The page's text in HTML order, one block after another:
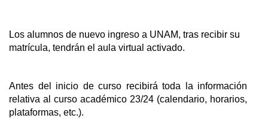
Los alumnos de nuevo ingreso a UNAM, tras recibir su
matrícula, tendrán el aula virtual activado.
Antes del inicio de curso recibirá toda la información
relativa al curso académico 23/24 (calendario, horarios,
plataformas, etc.).